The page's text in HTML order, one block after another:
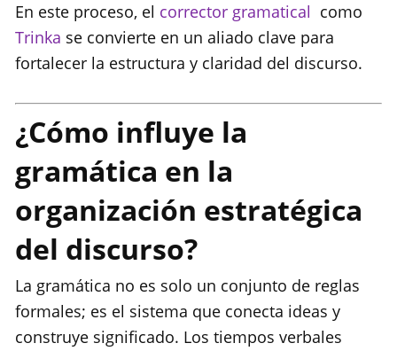
En este proceso, el corrector gramatical como
Trinka se convierte en un aliado clave para
fortalecer la estructura y claridad del discurso.
¿Cómo influye la
gramática en la
organización estratégica
del discurso?
La gramática no es solo un conjunto de reglas
formales; es el sistema que conecta ideas y
construye significado. Los tiempos verbales